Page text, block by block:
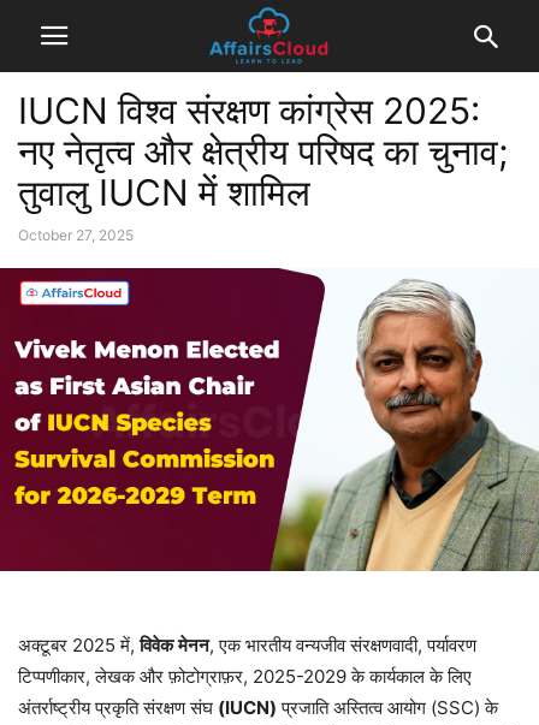
IUCN विश्व संरक्षण कांग्रेस 2025:
नए नेतृत्व और क्षेत्रीय परिषद का चुनाव;
तुवालु IUCN में शामिल
October 27, 2025
अक्टूबर 2025 में,विवेक मेनन, एक भारतीय वन्यजीव संरक्षणवादी, पर्यावरण
टिप्पणीकार, लेखक और फ़ोटोग्राफ़र, 2025-2029 के कार्यकाल के लिए
अंतर्राष्ट्रीय प्रकृति संरक्षण संघ (IUCN) प्रजाति अस्तित्व आयोग (SSC) के